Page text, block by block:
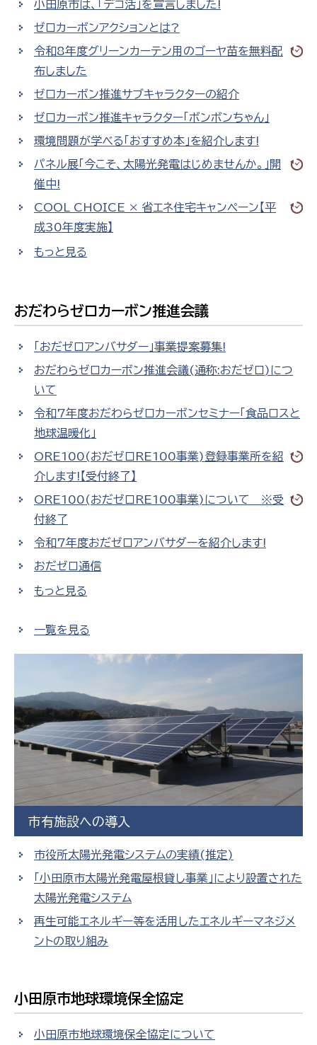
小田原市は、「デコ活」を宣言しました!
ゼロカーボンアクションとは?
令和8年度グリーンカーテン用のゴーヤ苗を無料配
布しました
ゼロカーボン推進サブキャラクターの紹介
ゼロカーボン推進キャラクター「ボンボンちゃん」
環境問題が学べる「おすすめ本」を紹介します!
パネル展「今こそ、太陽光発電はじめませんか。」開
催中!
COOL CHOICE × 省エネ住宅キャンペーン【平
成30年度実施】
もっと見る
おだわらゼロカーボン推進会議
「おだゼロアンバサダー」事業提案募集!
おだわらゼロカーボン推進会議(通称:おだゼロ)につ
いて
令和7年度おだわらゼロカーボンセミナー「食品ロスと
地球温暖化」
ORE100(おだゼロRE100事業)登録事業所を紹
介します!【受付終了】
ORE100(おだゼロRE100事業)について ※受
付終了
令和7年度おだゼロアンバサダーを紹介します!
おだゼロ通信
もっと見る
一覧を見る
市有施設への導入
市役所太陽光発電システムの実績(推定)
「小田原市太陽光発電屋根貸し事業」により設置された
太陽光発電システム
再生可能エネルギー等を活用したエネルギーマネジメ
ントの取り組み
小田原市地球環境保全協定
小田原市地球環境保全協定について